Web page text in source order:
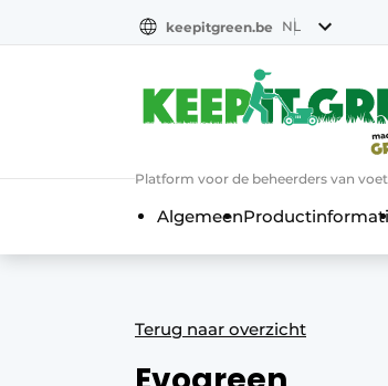
keepitgreen.be NL
Platform voor de beheerders van
Algemeen
Terug naar overzicht